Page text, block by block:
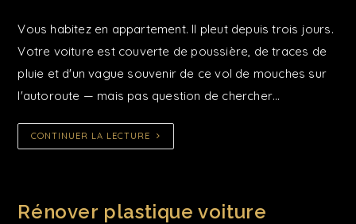
Vous habitez en appartement. Il pleut depuis trois jours.
Votre voiture est couverte de poussière, de traces de
pluie et d'un vague souvenir de ce vol de mouches sur
l'autoroute — mais pas question de chercher…
CONTINUER LA LECTURE
Rénover plastique voiture